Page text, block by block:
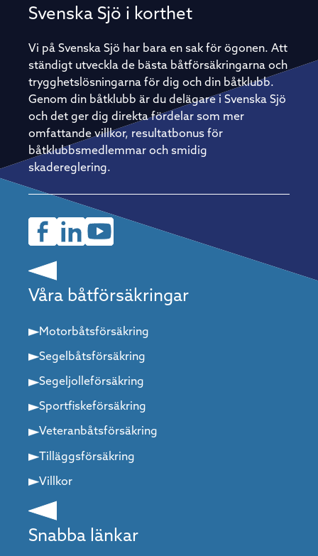
Svenska Sjö i korthet
Vi på Svenska Sjö har bara en sak för ögonen. Att
ständigt utveckla de bästa båtförsäkringarna och
trygghetslösningarna för dig och din båtklubb.
Genom din båtklubb är du delägare i Svenska Sjö
och det ger dig direkta fördelar som mer
omfattande villkor, resultatbonus för
båtklubbsmedlemmar och smidig
skadereglering.
Våra båtförsäkringar
Motorbåtsförsäkring
Segelbåtsförsäkring
Segeljolleförsäkring
Sportfiskeförsäkring
Veteranbåtsförsäkring
Tilläggsförsäkring
Villkor
Snabba länkar